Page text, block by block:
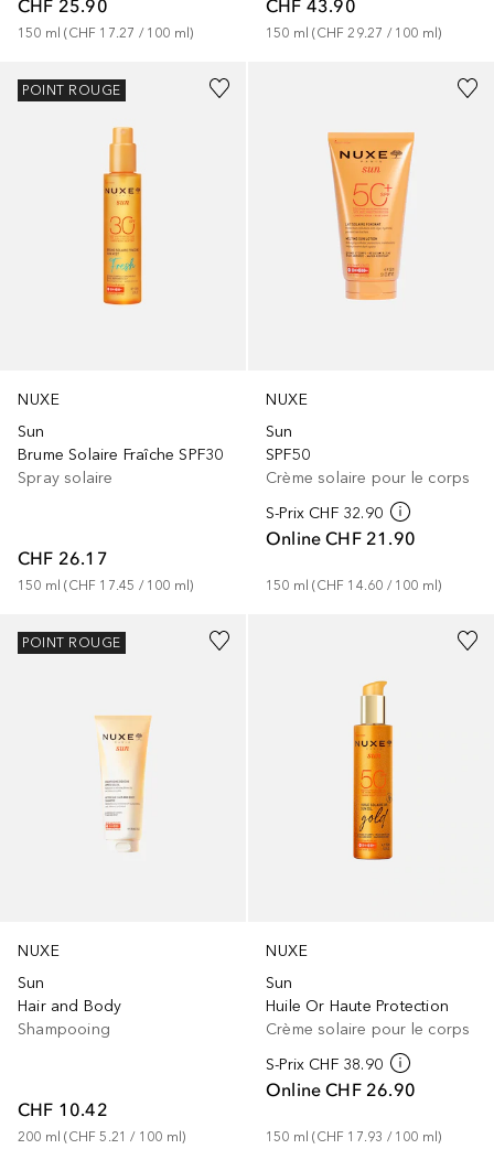
CHF 25.90
150 ml (CHF 17.27 / 100 ml)
CHF 43.90
150 ml (CHF 29.27 / 100 ml)
NUXE
Sun
Brume Solaire Fraîche SPF30
Spray solaire
CHF 26.17
150 ml (CHF 17.45 / 100 ml)
POINT ROUGE
NUXE
Sun
SPF50
Crème solaire pour le corps
S-Prix CHF 32.90
Online CHF 21.90
150 ml (CHF 14.60 / 100 ml)
NUXE
Sun
Hair and Body
Shampooing
CHF 10.42
200 ml (CHF 5.21 / 100 ml)
POINT ROUGE
NUXE
Sun
Huile Or Haute Protection
Crème solaire pour le corps
S-Prix CHF 38.90
Online CHF 26.90
150 ml (CHF 17.93 / 100 ml)